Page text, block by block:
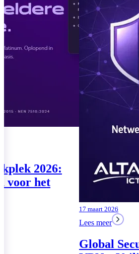
Te klein voor de
Cyberbeveiligingswet? De